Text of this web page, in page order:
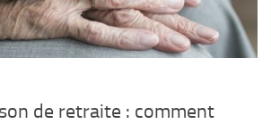
de retraite : comment